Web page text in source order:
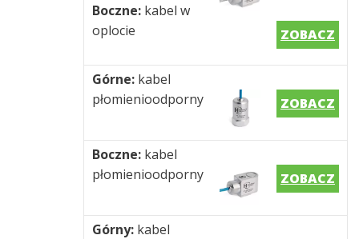
Boczne: kabel w
oplocie
ZOBACZ
Górne: kabel
płomienioodporny
ZOBACZ
Boczne: kabel
płomienioodporny
ZOBACZ
Górny: kabel